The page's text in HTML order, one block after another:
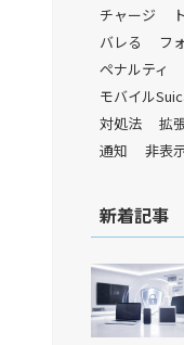
チャージ
バレる
フ
ペナルティ
モバイル
対処法
拡
通知
非表
新着記事